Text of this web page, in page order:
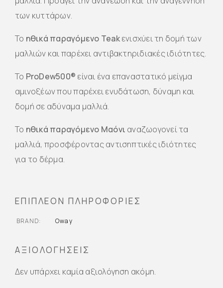
των κυττάρων.
Το ηθικά παραγόμενο Teakενισχύει τη δομή των
μαλλιών και παρέχει αντιβακτηριδιακές ιδιότητες.
Το ProDew500® είναι ένα επαναστατικό μείγμα
αμινοξέων που παρέχει ενυδάτωση, δύναμη και
δομή σε αδύναμα μαλλιά.
Το ηθικά παραγόμενο Μαόνι αναζωογονεί τα
μαλλιά, προσφέροντας αντισηπτικές ιδιότητες
για το δέρμα.
ΕΠΙΠΛΈΟΝ ΠΛΗΡΟΦΟΡΊΕΣ
BRAND Oway
ΑΞΙΟΛΟΓΉΣΕΙΣ
Δεν υπάρχει καμία αξιολόγηση ακόμη.